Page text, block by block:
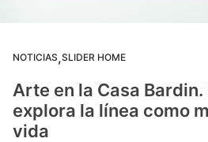
NOTICIAS,SLIDER HOME
Arte en la Casa
explora la línea como
vida